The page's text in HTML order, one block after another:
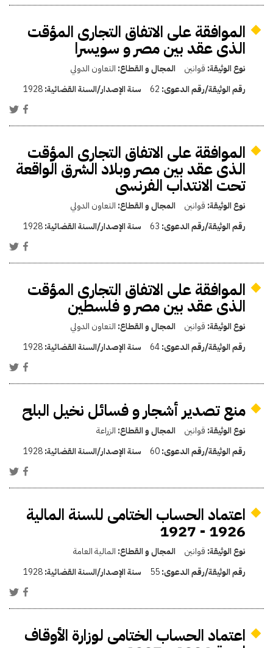
الموافقة على الاتفاق التجارى المؤقت
الذى عقد بين مصر و سويسرا
نوع الوثيقة: قوانين المجال و القطاع: التعاون الدولي
رقم الوثيقة/رقم الدعوى: 62 سنة الإصدار/السنة القضائية:1928
الموافقة على الاتفاق التجارى المؤقت
الذى عقد بين مصر وبلاد الشرق الواقعة
تحت الانتداب الفرنسى
نوع الوثيقة: قوانين المجال و القطاع: التعاون الدولي
رقم الوثيقة/رقم الدعوى: 63 سنة الإصدار/السنة القضائية:1928
الموافقة على الاتفاق التجارى المؤقت
الذى عقد بين مصر و فلسطين
نوع الوثيقة: قوانين المجال و القطاع: التعاون الدولي
رقم الوثيقة/رقم الدعوى:64 سنة الإصدار/السنة القضائية:1928
منع تصدير أشجار و فسائل نخيل البلح
نوع الوثيقة: قوانين المجال و القطاع: الزراعة
رقم الوثيقة/رقم الدعوى:60 سنة الإصدار/السنة القضائية:1928
اعتماد الحساب الختامى للسنة المالية
1926 - 1927
نوع الوثيقة: قوانين المجال و القطاع: المالية العامة
رقم الوثيقة/رقم الدعوى:55 سنة الإصدار/السنة القضائية:1928
اعتماد الحساب الختامى لوزارة الأوقاف